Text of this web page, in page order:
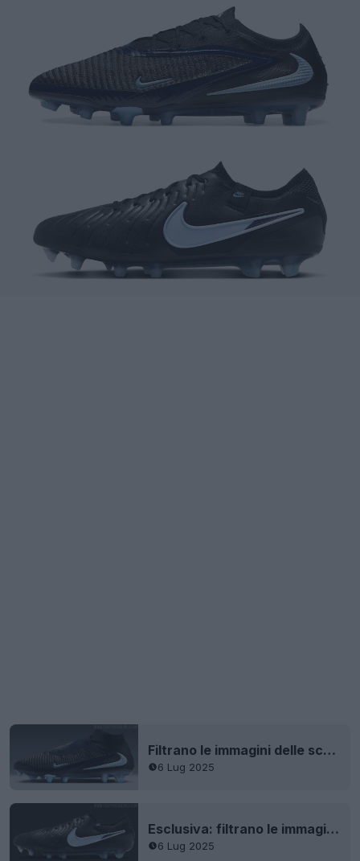
Filtrano le immagini delle scarpe Nike Phantom 6 'Shadow' 25-26 Black Pack
6 Lug 2025
Esclusiva: filtrano le immagini delle scarpe Nike Tiempo 10 'Shadow' 25-26 Black Pack
6 Lug 2025